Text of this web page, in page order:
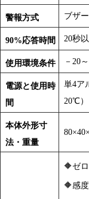
警報方式 ブザ
90%応答時間 20秒
使用環境条件 －20
電源と使用時
間
単4ア
20℃）
本体外形寸
法・重量
🔶ゼ
🔶感